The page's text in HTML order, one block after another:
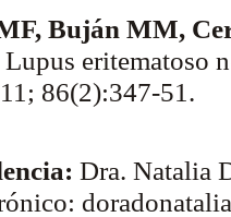
Buján MM,
Lupus eritematoso
86(2):347-51.
Dra. Natalia